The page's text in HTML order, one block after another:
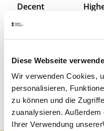
Diese Webseite
Wir verwenden Cookies,
personalisieren,
zu können und die
zuanalysieren.
Ihrer Verwendung
Decent
Condition
Discoveries along